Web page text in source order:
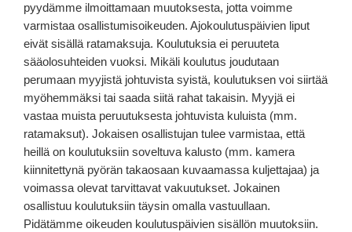
pyydämme ilmoittamaan muutoksesta, jotta voimme
varmistaa osallistumisoikeuden. Ajokoulutuspäivien liput
eivät sisällä ratamaksuja. Koulutuksia ei peruuteta
sääolosuhteiden vuoksi. Mikäli koulutus joudutaan
perumaan myyjistä johtuvista syistä, koulutuksen voi siirtää
myöhemmäksi tai saada siitä rahat takaisin. Myyjä ei
vastaa muista peruutuksesta johtuvista kuluista (mm.
ratamaksut). Jokaisen osallistujan tulee varmistaa, että
heillä on koulutuksiin soveltuva kalusto (mm. kamera
kiinnitettynä pyörän takaosaan kuvaamassa kuljettajaa) ja
voimassa olevat tarvittavat vakuutukset. Jokainen
osallistuu koulutuksiin täysin omalla vastuullaan.
Pidätämme oikeuden koulutuspäivien sisällön muutoksiin.